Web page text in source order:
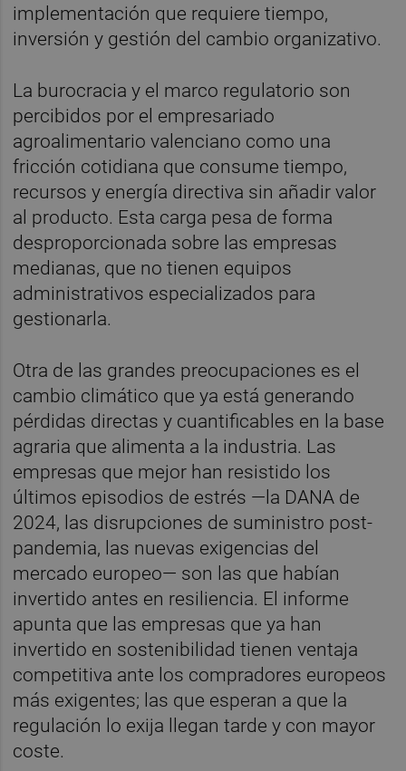
implementación que requiere tiempo,
inversión y gestión del cambio organizativo.
La burocracia y el marco regulatorio son
percibidos por el empresariado
agroalimentario valenciano como una
fricción cotidiana que consume tiempo,
recursos y energía directiva sin añadir valor
al producto. Esta carga pesa de forma
desproporcionada sobre las empresas
medianas, que no tienen equipos
administrativos especializados para
gestionarla.
Otra de las grandes preocupaciones es el
cambio climático que ya está generando
pérdidas directas y cuantificables en la base
agraria que alimenta a la industria. Las
empresas que mejor han resistido los
últimos episodios de estrés —la DANA de
2024, las disrupciones de suministro post-
pandemia, las nuevas exigencias del
mercado europeo— son las que habían
invertido antes en resiliencia. El informe
apunta que las empresas que ya han
invertido en sostenibilidad tienen ventaja
competitiva ante los compradores europeos
más exigentes; las que esperan a que la
regulación lo exija llegan tarde y con mayor
coste.